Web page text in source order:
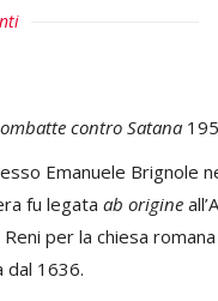
contro Satana
Emanuele Brignole
fu legata ab origine
per la chiesa
dal 1636.